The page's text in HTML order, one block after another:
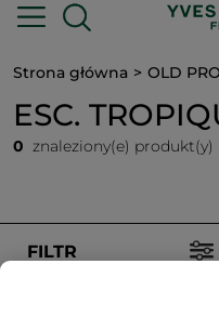
Strona główna OLD
ESC.
0 znaleziony(e) produkt(y)
FILTR